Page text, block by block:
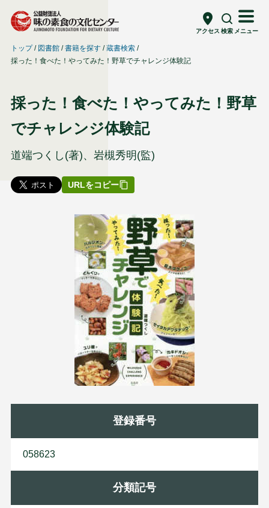
アクセス 検索 メニュー
トップ 図書館 書籍を探す
蔵書検索
採った！食べた！やってみた！野草でチャレンジ体験記
採った！食べた！やってみた！野草
でチャレンジ体験記
道端つくし(著)、岩槻秀明(監)
URLをコピー
登録番号
058623
分類記号